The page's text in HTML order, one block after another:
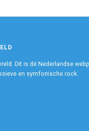
Dit is dé Nederlandse
en symfonische rock.